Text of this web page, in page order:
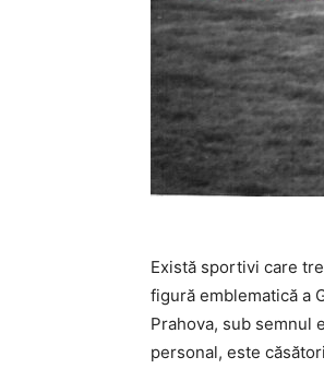
Există sportivi care
figură emblematică a
Prahova, sub semnul
personal, este